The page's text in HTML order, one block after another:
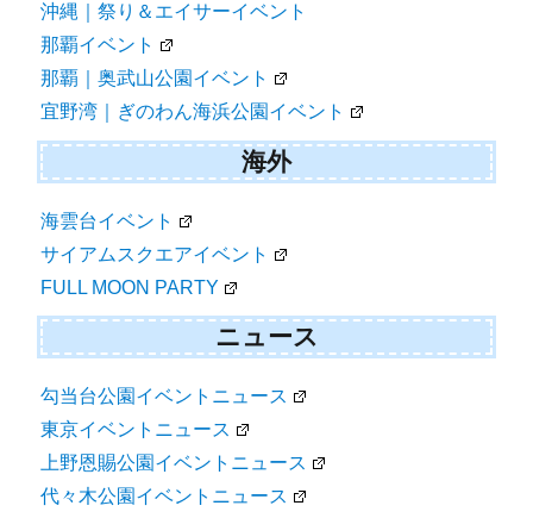
沖縄｜祭り＆エイサーイベント
那覇イベント
那覇｜奥武山公園イベント
宜野湾｜ぎのわん海浜公園イベント
海外
海雲台イベント
サイアムスクエアイベント
FULL MOON PARTY
ニュース
勾当台公園イベントニュース
東京イベントニュース
上野恩賜公園イベントニュース
代々木公園イベントニュース